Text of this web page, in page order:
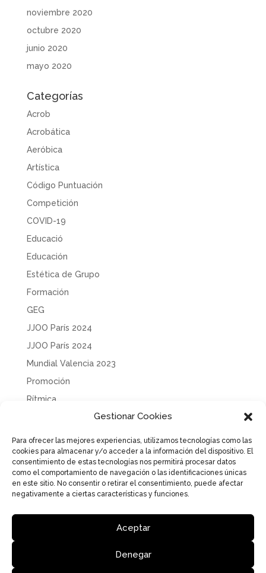
Gestionar Cookies
Para ofrecer las mejores experiencias, utilizamos tecnologías como las
cookies para almacenar y/o acceder a la información del dispositivo. El
consentimiento de estas tecnologías nos permitirá procesar datos
como el comportamiento de navegación o las identificaciones únicas
en este sitio. No consentir o retirar el consentimiento, puede afectar
negativamente a ciertas características y funciones.
Aceptar
Denegar
noviembre 2020
octubre 2020
junio 2020
mayo 2020
Categorías
Acrob
Acrobática
Aeróbica
Artística
Código Puntuación
Competición
COVID-19
Educació
Educación
Estética de Grupo
Formación
GEG
JJOO París 2024
JJOO París 2024
Mundial Valencia 2023
Promoción
Rítmica
Tecnificación
Uncategorized
Política de Privacidad